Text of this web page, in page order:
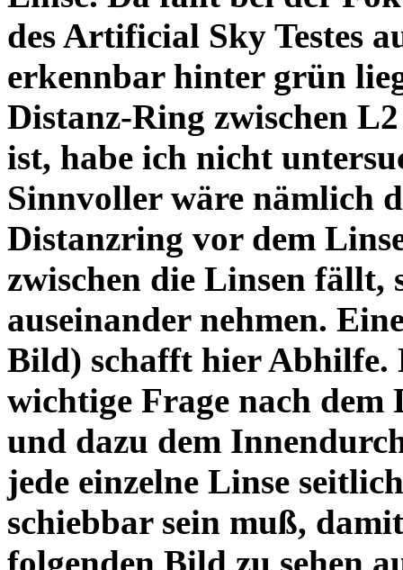
des Artificial Sky Testes
erkennbar hinter grün
Distanz-Ring zwischen
ist, habe ich nicht
Sinnvoller wäre nämlich
Distanzring vor dem
zwischen die Linsen fällt,
auseinander nehmen.
Bild) schafft hier Abhilfe.
wichtige Frage nach dem
und dazu dem
jede einzelne Linse
schiebbar sein muß,
folgenden Bild zu sehen